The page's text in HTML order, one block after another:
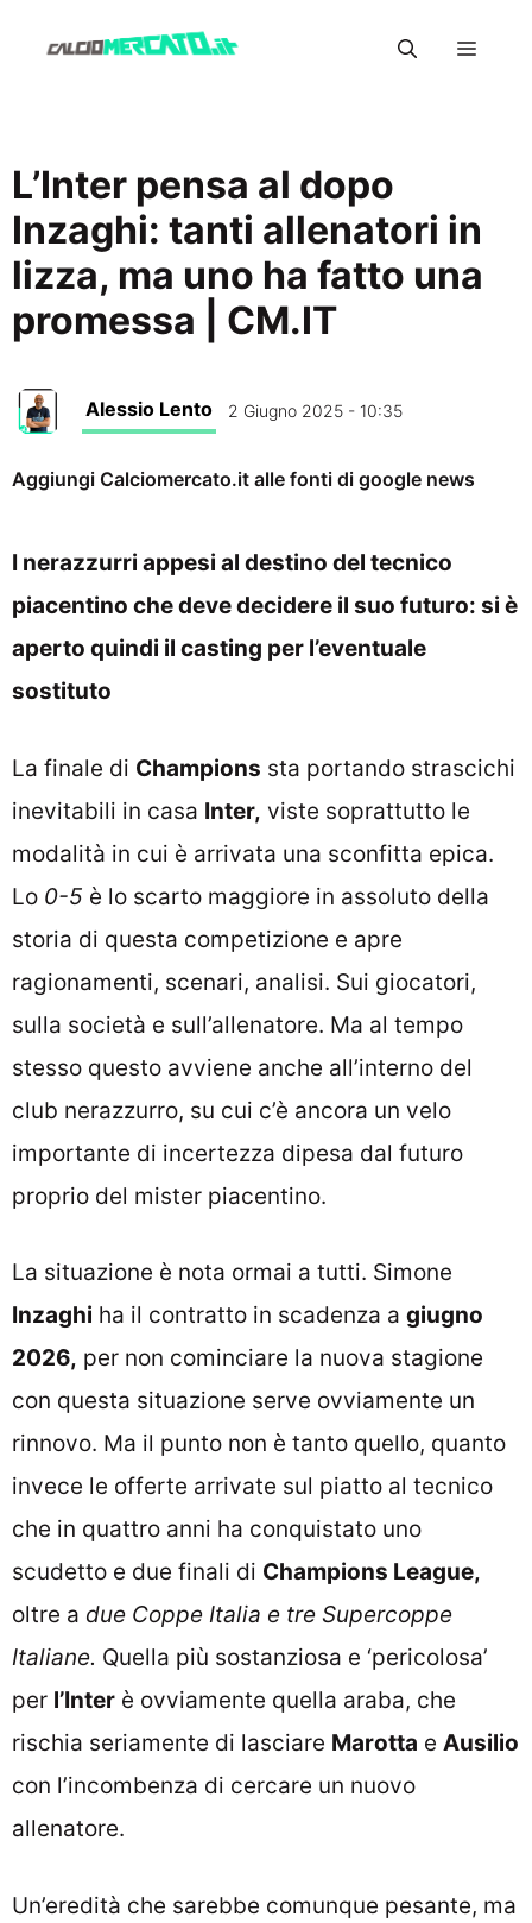
Menu
L’Inter pensa al dopo
Inzaghi: tanti allenatori in
lizza, ma uno ha fatto una
promessa | CM.IT
Alessio Lento 2 Giugno 2025 - 10:35
Aggiungi Calciomercato.it alle fonti di google news
I nerazzurri appesi al destino del tecnico
piacentino che deve decidere il suo futuro: si è
aperto quindi il casting per l’eventuale
sostituto
La finale di Champions sta portando strascichi
inevitabili in casa Inter, viste soprattutto le
modalità in cui è arrivata una sconfitta epica.
Lo 0-5 è lo scarto maggiore in assoluto della
storia di questa competizione e apre
ragionamenti, scenari, analisi. Sui giocatori,
sulla società e sull’allenatore. Ma al tempo
stesso questo avviene anche all’interno del
club nerazzurro, su cui c’è ancora un velo
importante di incertezza dipesa dal futuro
proprio del mister piacentino.
La situazione è nota ormai a tutti. Simone
Inzaghi ha il contratto in scadenza a giugno
2026, per non cominciare la nuova stagione
con questa situazione serve ovviamente un
rinnovo. Ma il punto non è tanto quello, quanto
invece le offerte arrivate sul piatto al tecnico
che in quattro anni ha conquistato uno
scudetto e due finali di Champions League,
oltre a due Coppe Italia e tre Supercoppe
Italiane. Quella più sostanziosa e ‘pericolosa’
per l’Inter è ovviamente quella araba, che
rischia seriamente di lasciare Marotta e Ausilio
con l’incombenza di cercare un nuovo
allenatore.
Un’eredità che sarebbe comunque pesante, ma